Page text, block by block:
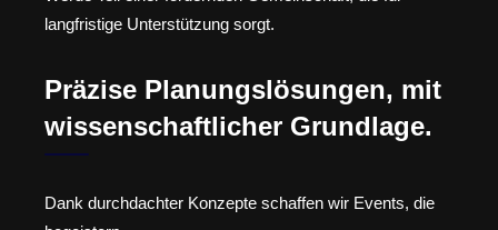
langfristige Unterstützung sorgt.
Präzise Planungslösungen, mit
wissenschaftlicher Grundlage.
Dank durchdachter Konzepte schaffen wir Events, die